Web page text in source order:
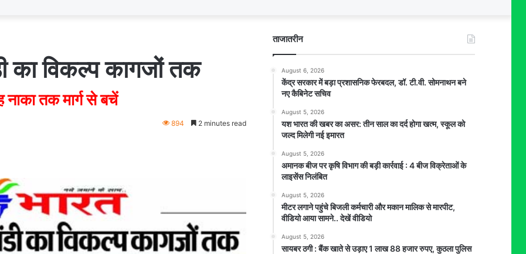
का विकल्प कागजों तक
तक मार्ग से बचें
894 2 minutes read
ताजातरीन
August 6, 2026
केंद्र सरकार में बड़ा प्रशासनिक फेरबदल, डॉ. टी.वी. सोमनाथन बने
नए कैबिनेट सचिव
August 5, 2026
यश भारत की खबर का असर: तीन साल का दर्द होगा खत्म, स्कूल को
जल्द मिलेगी नई इमारत
August 5, 2026
अमानक बीज पर कृषि विभाग की बड़ी कार्रवाई : 4 बीज विक्रेताओं के
लाइसेंस निलंबित
August 5, 2026
मीटर लगाने पहुंचे बिजली कर्मचारी और मकान मालिक से मारपीट,
वीडियो आया सामने.. देखें वीडियो
August 5, 2026
सायबर ठगी : बैंक खाते से उड़ाए 1 लाख 88 हजार रुपए, कुठला पुलिस